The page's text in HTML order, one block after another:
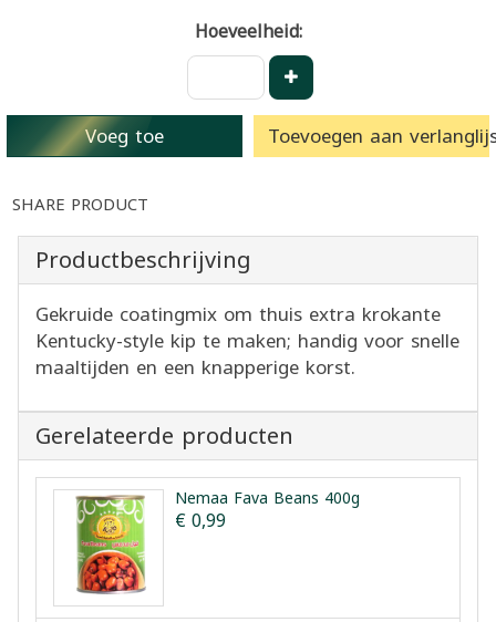
Hoeveelheid:
Voeg toe Toevoegen aan
SHARE PRODUCT
Productbeschrijving
Gekruide coatingmix om thuis extra krokante
Kentucky-style kip te maken; handig voor snelle
maaltijden en een knapperige korst.
Gerelateerde producten
Nemaa Fava Beans 400g
€ 0,99